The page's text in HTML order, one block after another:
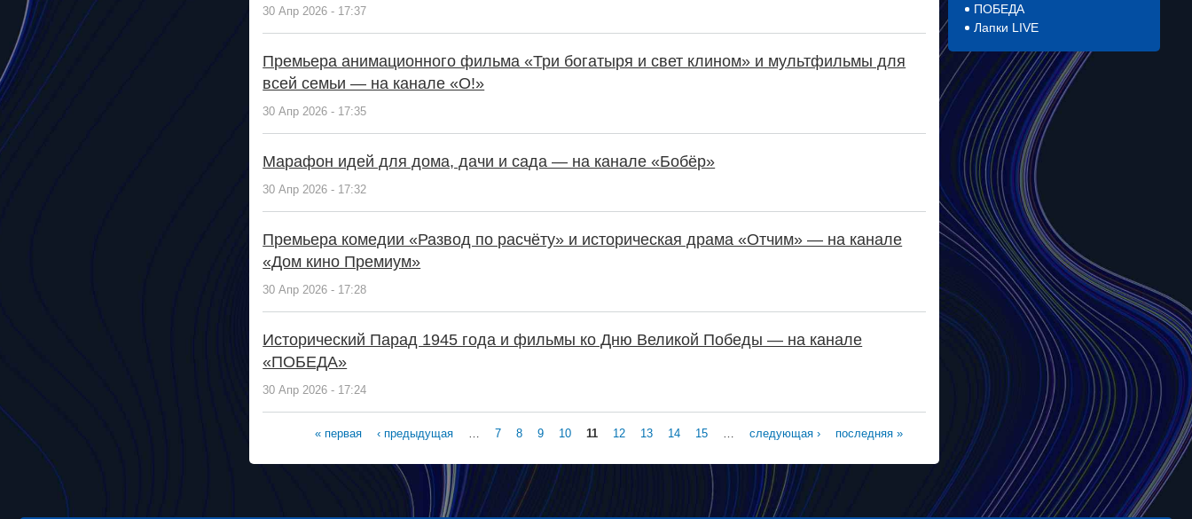
30 Апр 2026 - 17:37
Премьера анимационного фильма «Три богатыря и свет клином» и мультфильмы для
всей семьи — на канале «О!»
30 Апр 2026 - 17:35
Марафон идей для дома, дачи и сада — на канале «Бобёр»
30 Апр 2026 - 17:32
Премьера комедии «Развод по расчёту» и историческая драма «Отчим» — на канале
«Дом кино Премиум»
30 Апр 2026 - 17:28
Исторический Парад 1945 года и фильмы ко Дню Великой Победы — на канале
«ПОБЕДА»
30 Апр 2026 - 17:24
« первая ‹ предыдущая 7 8 9 10 11 12 13 14 15 следующая › последняя »
ПОБЕДА
Лапки LIVE